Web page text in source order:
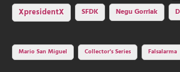
XpresidentX SFDK Negu Gorriak
Mario San Miguel
Collector's Series Falsalarma